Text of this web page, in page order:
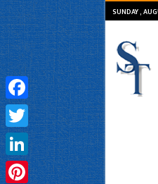
SUNDAY ,
Facebook
Twitter
LinkedIn